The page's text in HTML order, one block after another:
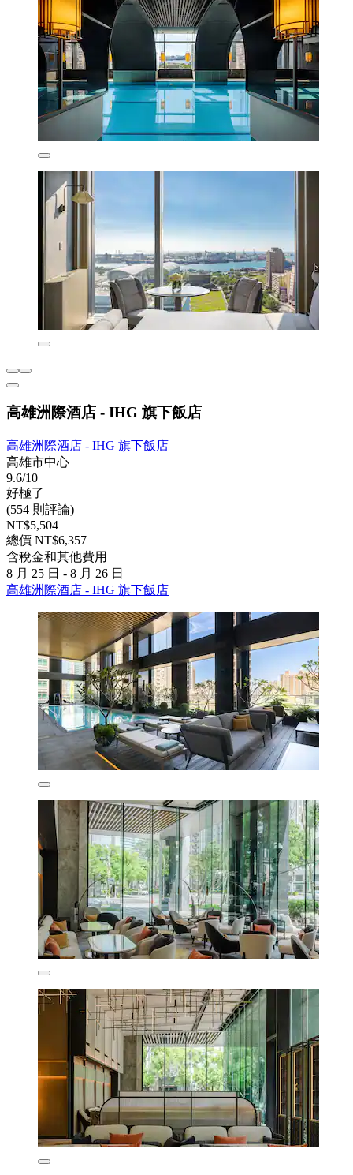
高雄洲際酒店 - IHG 旗下飯店
高雄洲際酒店 - IHG 旗下飯店
高雄市中心
9.6/10
好極了
(554 則評論)
NT$5,504
總價 NT$6,357
含稅金和其他費用
8 月 25 日 - 8 月 26 日
高雄洲際酒店 - IHG 旗下飯店